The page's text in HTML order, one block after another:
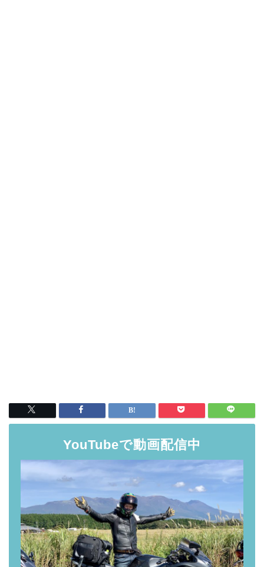
YouTubeで動画配信中